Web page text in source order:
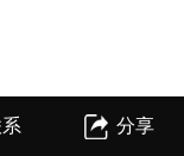
分享